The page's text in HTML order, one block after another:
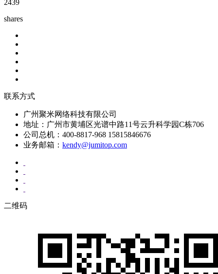
2439
shares
联系方式
广州聚米网络科技有限公司
地址：广州市黄埔区光谱中路11号云升科学园C栋706
公司总机：400-8817-968 15815846676
业务邮箱： kendy@jumitop.com
二维码